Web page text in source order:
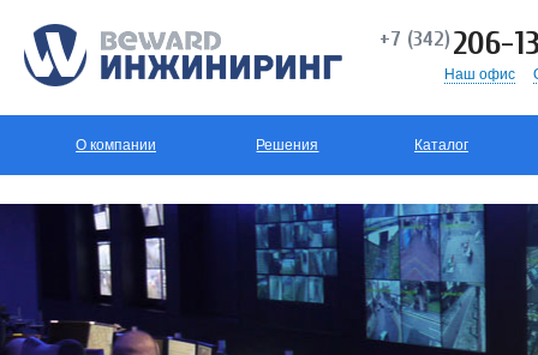
+7 (342)206-
Наш офис
О компании Решения Каталог